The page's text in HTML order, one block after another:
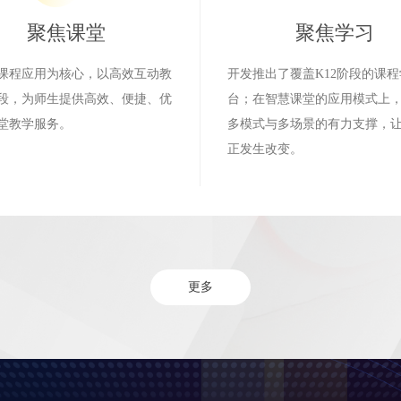
聚焦课堂
程应用为核心，以高效互动教
，为师生提供高效、便捷、优
教学服务。
聚焦学习
开发推出了覆盖K12阶段的课
台；在智慧课堂的应用模式上
多模式与多场景的有力支撑，
正发生改变。
更多